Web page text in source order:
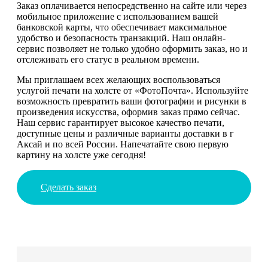
Заказ оплачивается непосредственно на сайте или через
мобильное приложение с использованием вашей
банковской карты, что обеспечивает максимальное
удобство и безопасность транзакций. Наш онлайн-
сервис позволяет не только удобно оформить заказ, но и
отслеживать его статус в реальном времени.
Мы приглашаем всех желающих воспользоваться
услугой печати на холсте от «ФотоПочта». Используйте
возможность превратить ваши фотографии и рисунки в
произведения искусства, оформив заказ прямо сейчас.
Наш сервис гарантирует высокое качество печати,
доступные цены и различные варианты доставки в г
Аксай и по всей России. Напечатайте свою первую
картину на холсте уже сегодня!
Сделать заказ